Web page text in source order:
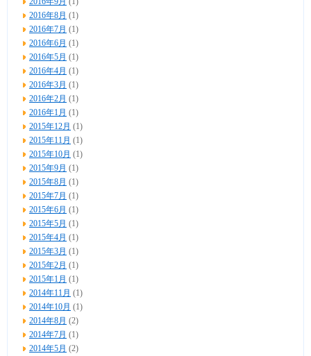
2016年8月 (1)
2016年7月 (1)
2016年6月 (1)
2016年5月 (1)
2016年4月 (1)
2016年3月 (1)
2016年2月 (1)
2016年1月 (1)
2015年12月 (1)
2015年11月 (1)
2015年10月 (1)
2015年9月 (1)
2015年8月 (1)
2015年7月 (1)
2015年6月 (1)
2015年5月 (1)
2015年4月 (1)
2015年3月 (1)
2015年2月 (1)
2015年1月 (1)
2014年11月 (1)
2014年10月 (1)
2014年8月 (2)
2014年7月 (1)
2014年5月 (2)